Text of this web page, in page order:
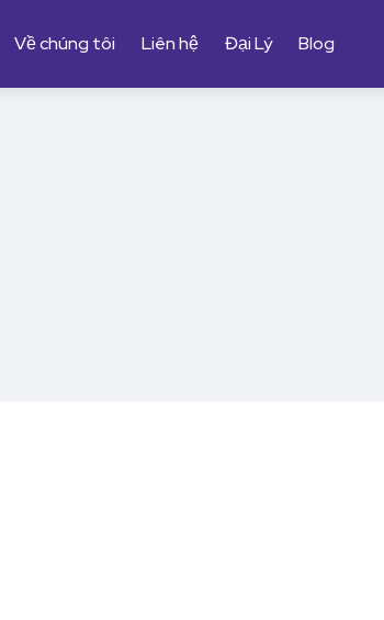
Về chúng tôi Liên hệ Đại Lý Blog